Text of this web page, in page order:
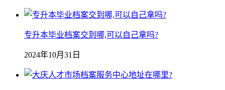
专升本毕业档案交到哪,可以自己拿吗?
2024年10月31日